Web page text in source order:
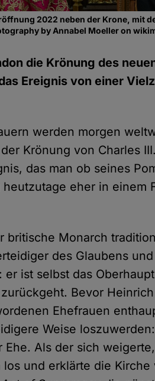
2022 neben der Krone, mit
by Annabel Moeller on
die Krönung des
Ereignis von einer
werden morgen
Krönung von Charles
das man ob seines
eher in einem
britische Monarch
des Glaubens
er ist selbst das
Bevor
Ehefrauen
Weise
Als der sich
und erklärte die